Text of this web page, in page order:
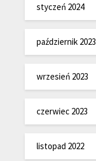
styczeń 2024
październik 2023
wrzesień 2023
czerwiec 2023
listopad 2022